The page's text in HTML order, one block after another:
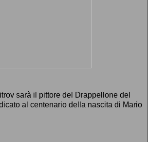
sarà il pittore del Drappellone del
al centenario della nascita di Mario